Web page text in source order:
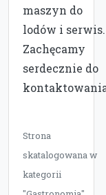
maszyn do
lodów i serwis.
Zachęcamy
serdecznie do
Strona
skatalogowana w
kategorii